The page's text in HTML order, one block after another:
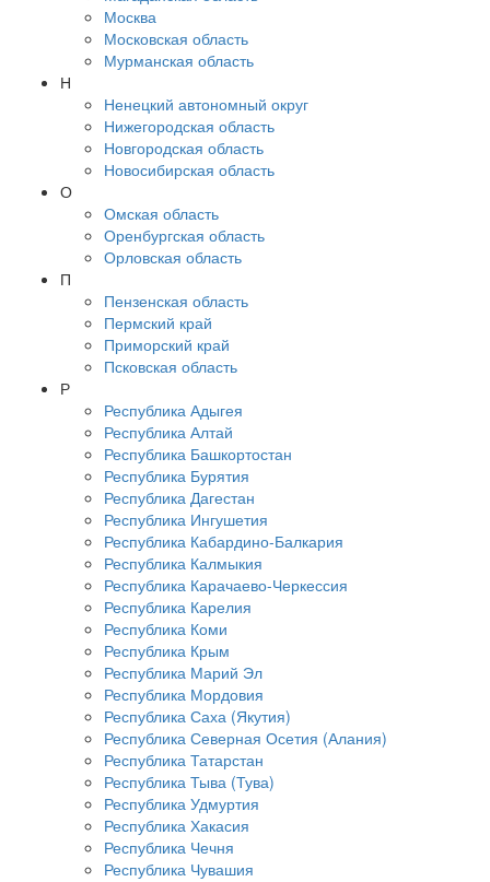
Москва
Московская область
Мурманская область
Н
Ненецкий автономный округ
Нижегородская область
Новгородская область
Новосибирская область
О
Омская область
Оренбургская область
Орловская область
П
Пензенская область
Пермский край
Приморский край
Псковская область
Р
Республика Адыгея
Республика Алтай
Республика Башкортостан
Республика Бурятия
Республика Дагестан
Республика Ингушетия
Республика Кабардино-Балкария
Республика Калмыкия
Республика Карачаево-Черкессия
Республика Карелия
Республика Коми
Республика Крым
Республика Марий Эл
Республика Мордовия
Республика Саха (Якутия)
Республика Северная Осетия (Алания)
Республика Татарстан
Республика Тыва (Тува)
Республика Удмуртия
Республика Хакасия
Республика Чечня
Республика Чувашия